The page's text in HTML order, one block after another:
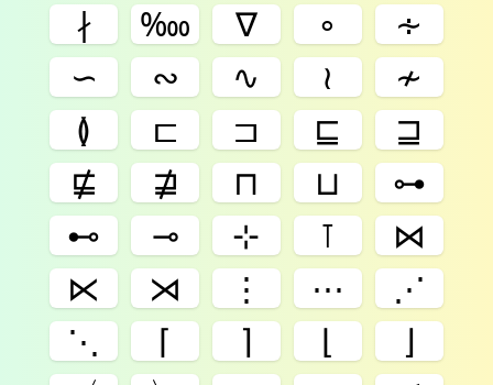
∤
‱ ∇ ∘
∻
∽
∾ ∿ ≀
≁
≬
⊏ ⊐ ⊑
⊒
⋢
⋣ ⊓ ⊔
⊶
⊷
⊸ ⊹ ⊺
⋈
⋉
⋊ ⋮ ⋯
⋰
⋱
⌈ ⌉ ⌊
⌋